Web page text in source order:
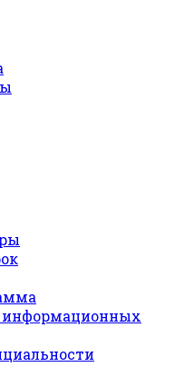
информационных